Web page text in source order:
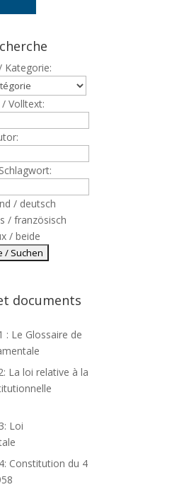
Kategorie:
Volltext:
/ deutsch
/ französisch
/ beide
documents
: Le Glossaire de
La loi relative à la
Loi
Constitution du 4